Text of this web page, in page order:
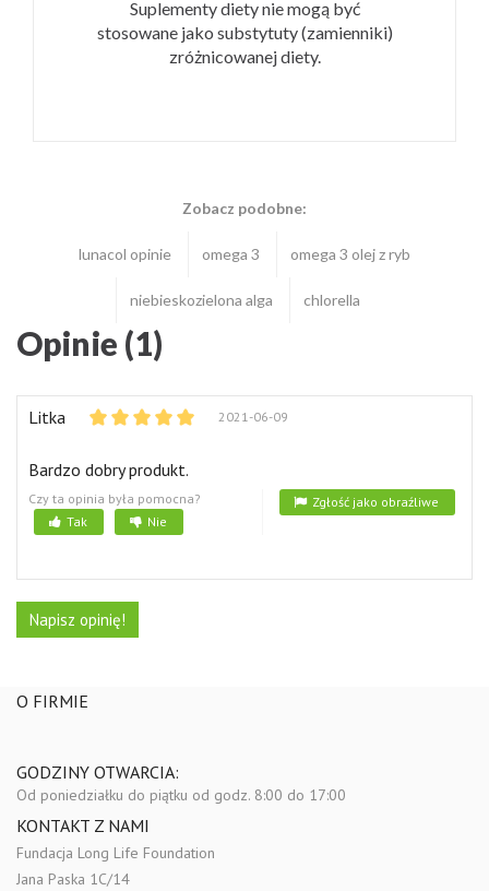
Suplementy diety nie mogą być
stosowane jako substytuty (zamienniki)
zróżnicowanej diety.
Zobacz podobne:
lunacol opinie omega 3 omega 3 olej z ryb
niebieskozielona alga chlorella
Opinie (1)
Litka 2021-06-09
Bardzo dobry produkt.
Czy ta opinia była pomocna?
Tak
Nie
Zgłość jako obraźliwe
Napisz opinię!
O FIRMIE
GODZINY OTWARCIA:
Od poniedziałku do piątku od godz. 8:00 do 17:00
KONTAKT Z NAMI
Fundacja Long Life Foundation
Jana Paska 1C/14